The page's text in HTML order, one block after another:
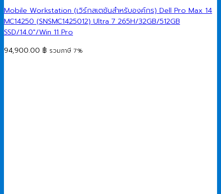
Mobile Workstation (เวิร์กสเตชันสำหรับองค์กร) Dell Pro Max 14
MC14250 (SNSMC1425012) Ultra 7 265H/32GB/512GB
SSD/14.0″/Win 11 Pro
94,900.00 ฿ รวมภาษี 7%